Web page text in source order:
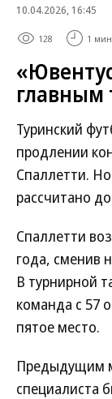
10.04.2026, 16:45
128 1 мин.
главным
Туринский
продлении
Спаллетти.
рассчитано
Спаллетти
года, сменив
В турнирной
команда с 57
пятое место.
Предыдущим
специалиста